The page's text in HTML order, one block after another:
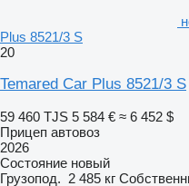
Plus 8521/3 S
20
Temared Car Plus 8521/3 S
59 460 TJS 5 584 € ≈ 6 452 $
Прицеп автовоз
2026
Состояние новый
Грузопод. 2 485 кг